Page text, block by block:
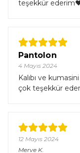
teşekkür
Pantolon
4 Mayıs 2024
Kalıbı ve
çok teşekkür
12 Mayıs 2024
Merve K.